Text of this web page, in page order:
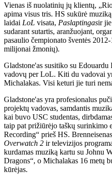
Vienas iš nuolatinių jų klientų,
apima visus tris. HS sukūrė
laidai LoL visata, Paslaptingasir
sudarant sutartis, aranžuojant,
pasaulio čempionato šventės
milijonai žmonių).
Gladstone'as susitiko su
vadovų per LoL. Kiti du vadovai
Michalakas. Visi keturi jie turi
Gladstone'as yra profesionalus
projektų vadovas, samdantis
kai buvo USC studentas,
taip pat prižiūrėjo taškų surinkimo
Recording“ prieš HS.
Overwatch 2 ir televizijos
kurdamas muziką kartu su Johnu
Dragons“, o Michalakas 16 metų
kūrėjas.